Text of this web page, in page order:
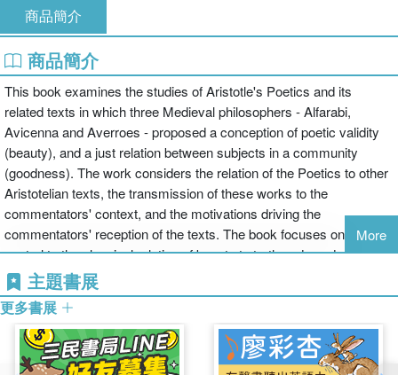
商品簡介
商品簡介
This book examines the studies of Aristotle's Poetics and its
related texts in which three Medieval philosophers - Alfarabi,
Avicenna and Averroes - proposed a conception of poetic validity
(beauty), and a just relation between subjects in a community
(goodness). The work considers the relation of the Poetics to other
Aristotelian texts, the transmission of these works to the
commentators' context, and the motivations driving the
commentators' reception of the texts. The book focuses on issues
central to the classical relation of beauty to truth and goodness.
More
主題書展
更多書展